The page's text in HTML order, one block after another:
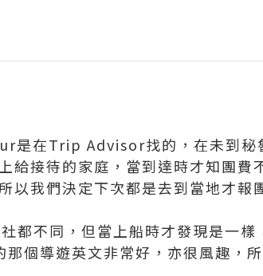
是在Trip Advisor找的，在未到秘
給接待的家庭，當到達時才知團費
以我們決定下次都是去到當地才報
都不同，但當上船時才發現是一樣
個導遊英文非常好，亦很風趣，